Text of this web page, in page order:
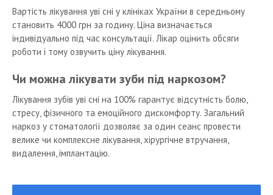
Вартість лікування уві сні у клініках України в середньому
становить 4000 грн за годину. Ціна визначається
індивідуально під час консультації. Лікар оцінить обсяги
роботи і тому озвучить ціну лікування.
Чи можна лікувати зуби під наркозом?
Лікування зубів уві сні на 100% гарантує відсутність болю,
стресу, фізичного та емоційного дискомфорту. Загальний
наркоз у стоматології дозволяє за один сеанс провести
велике чи комплексне лікування, хірургічне втручання,
видалення, імплантацію.